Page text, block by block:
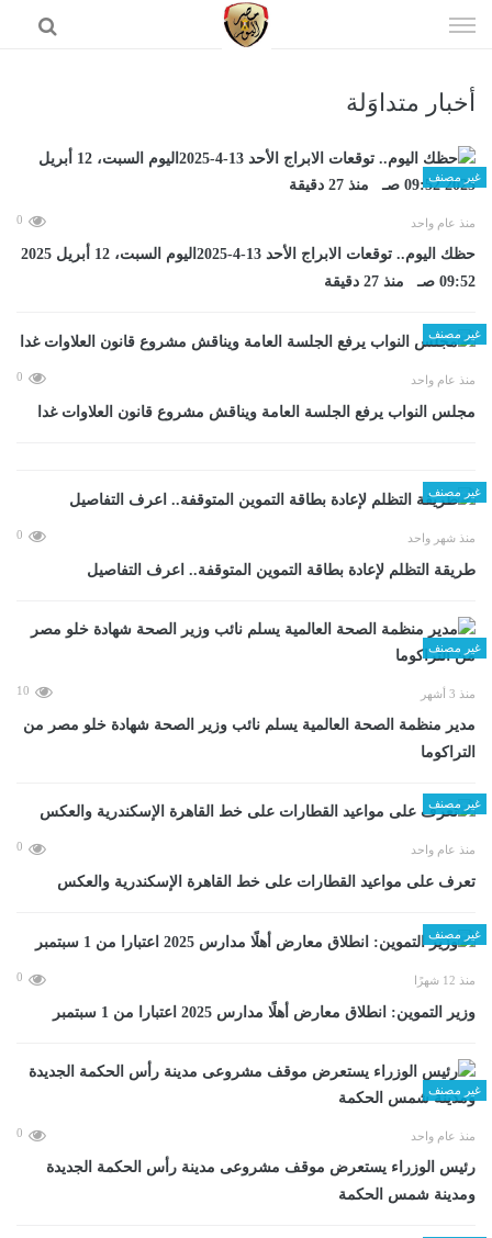
الى
أخبار متداوَلة
غير مصنف
منذ عام واحد 0
حظك اليوم.. توقعات الابراج الأحد 13-4-2025اليوم السبت، 12 أبريل 2025
09:52 صـ منذ 27 دقيقة
غير مصنف
منذ عام واحد 0
مجلس النواب يرفع الجلسة العامة ويناقش مشروع قانون العلاوات غدا
غير مصنف
منذ شهر واحد 0
طريقة التظلم لإعادة بطاقة التموين المتوقفة.. اعرف التفاصيل
غير مصنف
منذ 3 أشهر 10
مدير منظمة الصحة العالمية يسلم نائب وزير الصحة شهادة خلو مصر من
التراكوما
غير مصنف
منذ عام واحد 0
تعرف على مواعيد القطارات على خط القاهرة الإسكندرية والعكس
غير مصنف
منذ 12 شهرًا 0
وزير التموين: انطلاق معارض أهلًا مدارس 2025 اعتبارا من 1 سبتمبر
غير مصنف
منذ عام واحد 0
رئيس الوزراء يستعرض موقف مشروعى مدينة رأس الحكمة الجديدة
ومدينة شمس الحكمة